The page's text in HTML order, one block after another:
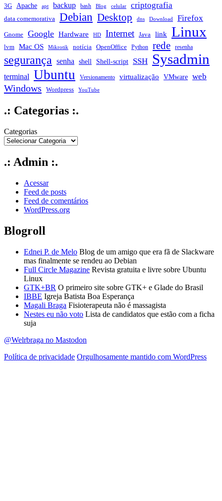
3G Apache apt backup bash Blog celular criptografia
data comemorativa Debian Desktop dns Download Firefox
Gnome Google Hardware HD Internet Java link Linux
lvm Mac OS Mikrotik notícia OpenOffice Python rede resenha
segurança senha shell Shell-script SSH Sysadmin
terminal Ubuntu Versionamento virtualização VMware web
Windows Wordpress YouTube
.: Categorias :.
Categorias
.: Admin :.
Acessar
Feed de posts
Feed de comentários
WordPress.org
Blogroll
Ednei P. de Melo Blog de um amigo que era fã de Slackware
mas finalmente se rendeu ao Debian
Full Circle Magazine Revista gratuita e livre sobre Ubuntu
Linux
GTK+BR O primeiro site sobre GTK+ e Glade do Brasil
IBBE Igreja Batista Boa Esperança
Magali Braga Fisioterapeuta não é massagista
Nestes eu não voto Lista de candidatos que estão com a ficha
suja
@Welrbraga no Mastodon
Política de privacidade Orgulhosamente mantido com WordPress